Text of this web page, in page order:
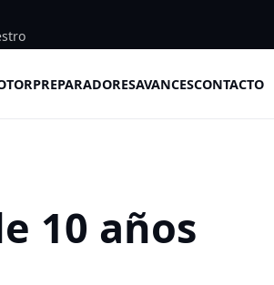
PREPARADORESAVANCESCONTACTO
10 años